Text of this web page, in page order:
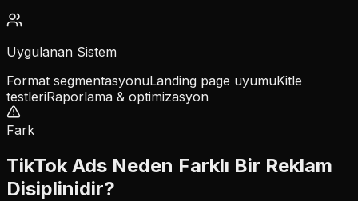
Uygulanan Sistem
Format segmentasyonuLanding page uyumuKitle
testleriRaporlama & optimizasyon
Fark
TikTok Ads Neden Farklı Bir Reklam
Disiplinidir?